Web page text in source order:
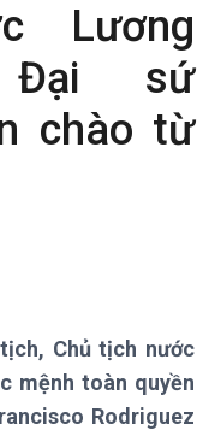
Lương
Đại sứ
chào từ
Chủ tịch nước
mệnh toàn quyền
Rodriguez